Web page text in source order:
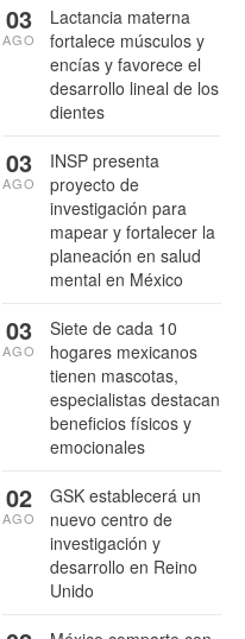
Lactancia materna
fortalece músculos y
encías y favorece el
desarrollo lineal de los
dientes
03
AGO
INSP presenta
proyecto de
investigación para
mapear y fortalecer la
planeación en salud
mental en México
03
AGO
Siete de cada 10
hogares mexicanos
tienen mascotas,
especialistas destacan
beneficios físicos y
emocionales
03
AGO
GSK establecerá un
nuevo centro de
investigación y
desarrollo en Reino
Unido
02
AGO